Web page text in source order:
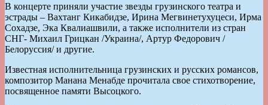
В концерте приняли участие звезды грузинского театра и
эстрады – Вахтанг Кикабидзе, Ирина Мегвинетухуцеси, Ирма
Сохадзе, Эка Квалиашвили, а также исполнители из стран
СНГ- Михаил Грицкан /Украина/, Артур Федорович /
Белоруссия/ и другие.
Известная исполнительница грузинских и русских романсов,
композитор Манана Менабде прочитала свое стихотворение,
посвященное памяти Высоцкого.